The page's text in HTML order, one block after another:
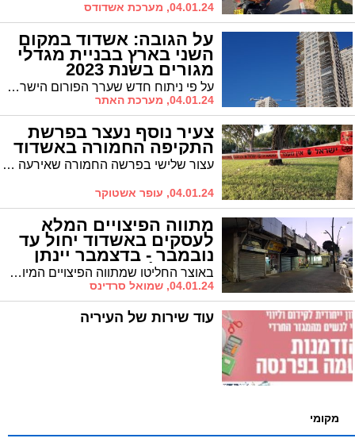
04.01.24, מערכת אשדודס
על הגובה: אשדוד במקום
השני בארץ בבניית מגדלי
מגורים בשנת 2023
על פי ניתוח חדש שערך הפורום הישראלי לגורדי שחקים ובנייה עירונית לנתוני הלשכה המרכזית לסטטיסטיקה (הלמ"ס), בשנת 2023 נבנו בעיר 732 דירות בבניינים בני 16 קומות ומעלה – נתון שמציב את אשדוד במקום השני בארץ אחרי בת ים
04.01.24, מערכת האתר
צעיר נוסף נעצר בפרשת
התקיפה החמורה באשדוד
עצור שלישי בפרשה החמורה שאירעה בסוף השבוע באשדוד, במהלכה נדקר נער בן 18 לאחר הותקף על ידי חבורה עימה היה מסוכסך. על פי החשד, לאירוע היו עדים עשרות צעירים וצפויים מעצרים נוספים
04.01.24, עופר אשטוקר
מתווה הפיצויים המלא
לעסקים באשדוד יחול עד
נובמבר - בדצמבר יינתן
פיצוי חלקי באוצר החליטו שמתווה הפיצויים המיוחד לעסקים בטווח של עד 40 ק"מ מהרצועה יחול עד נובמבר. בדצמבר, הפיצוי יהיה חלקי בהתאם למתווה הכלל ארצי
04.01.24, שמואל סרדינס
עוד שירות של העיריה
מקומי